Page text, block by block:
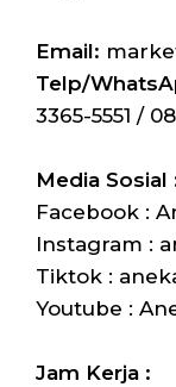
Email:
Telp/
3365-5551 /
Media Sosial
Facebook :
Instagram :
Tiktok :
Youtube :
Jam Kerja :